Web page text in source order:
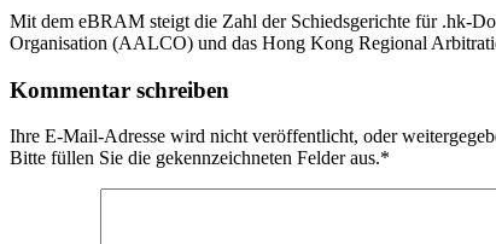
Mit dem eBRAM steigt die Zahl der Schiedsgerichte für .hk-
Organisation (AALCO) und das Hong Kong Regional
Kommentar schreiben
Ihre E-Mail-Adresse wird nicht veröffentlicht, oder
Bitte füllen Sie die gekennzeichneten Felder aus.*